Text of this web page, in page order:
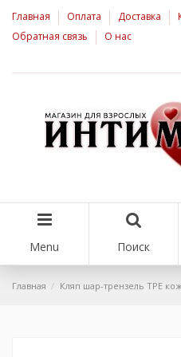
Главная Оплата Доставка
Обратная связь
О нас
Menu Поиск
Главная Кляп шар-трензель ТРЕ